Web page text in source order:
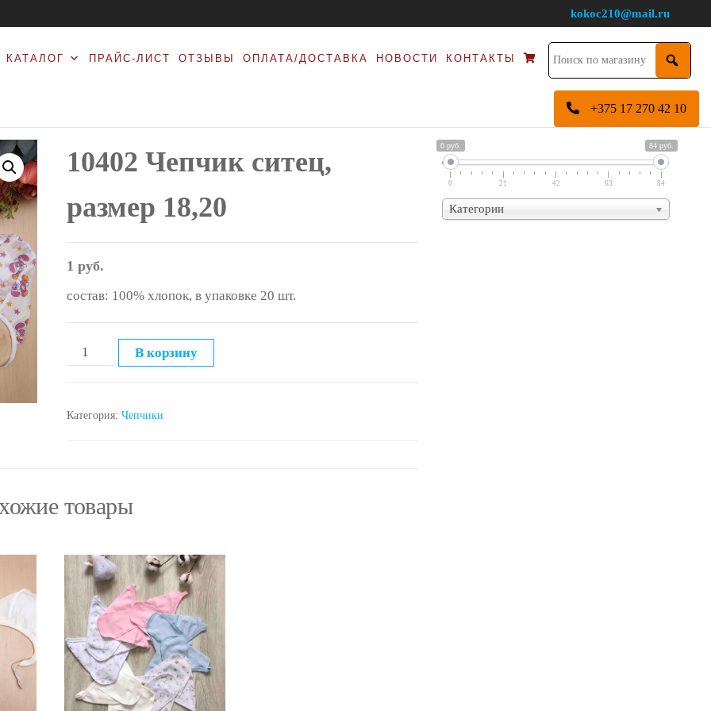
kokoc210@mail.ru
КАТАЛОГ ПРАЙС-ЛИСТ ОТЗЫВЫ ОПЛАТА/ДОСТАВКА НОВОСТИ КОНТАКТЫ
+375 17 270 42 10
10402 Чепчик ситец,
размер 18,20
1 руб.
состав: 100% хлопок, в упаковке 20 шт.
Количество
10402
ситец,
В корзину
Категория: Чепчики
товары
0 руб. 84 руб.
0 21 42 63 84
Категории